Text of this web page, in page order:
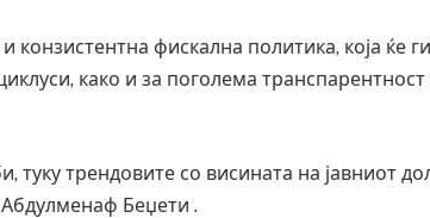
конзистентна фискална политика, која ќе ги
како и за поголема транспарентност
туку трендовите со висината на јавниот
Беџети .